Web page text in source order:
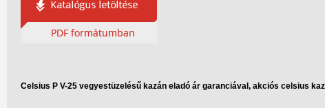
Celsius P V-25 vegyestüzelésű kazán eladó ár garanciával, akciós celsius